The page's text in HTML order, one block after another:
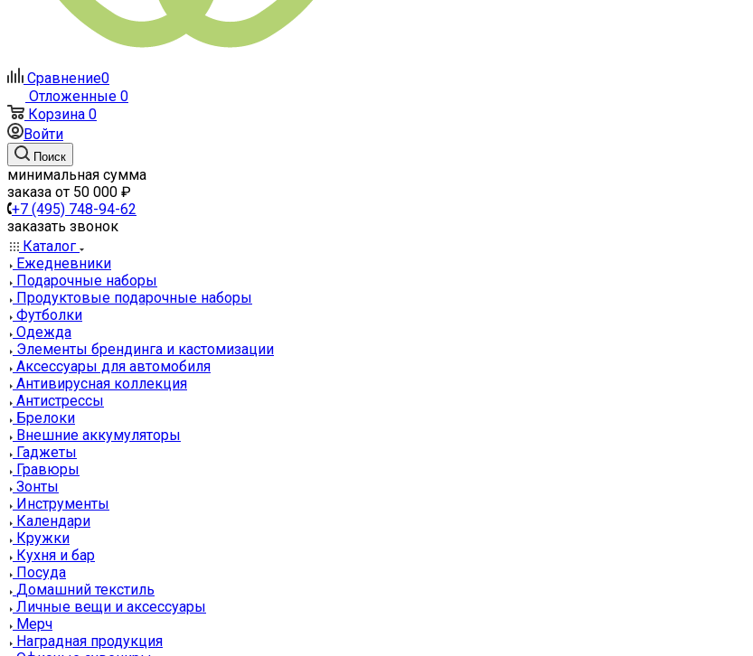
Сравнение0
Отложенные 0
Корзина 0
Войти
Поиск
минимальная сумма
заказа от 50 000 ₽
+7 (495) 748-94-62
заказать звонок
Каталог
Ежедневники
Подарочные наборы
Продуктовые подарочные наборы
Футболки
Одежда
Элементы брендинга и кастомизации
Аксессуары для автомобиля
Антивирусная коллекция
Антистрессы
Брелоки
Внешние аккумуляторы
Гаджеты
Гравюры
Зонты
Инструменты
Календари
Кружки
Кухня и бар
Посуда
Домашний текстиль
Личные вещи и аксессуары
Мерч
Наградная продукция